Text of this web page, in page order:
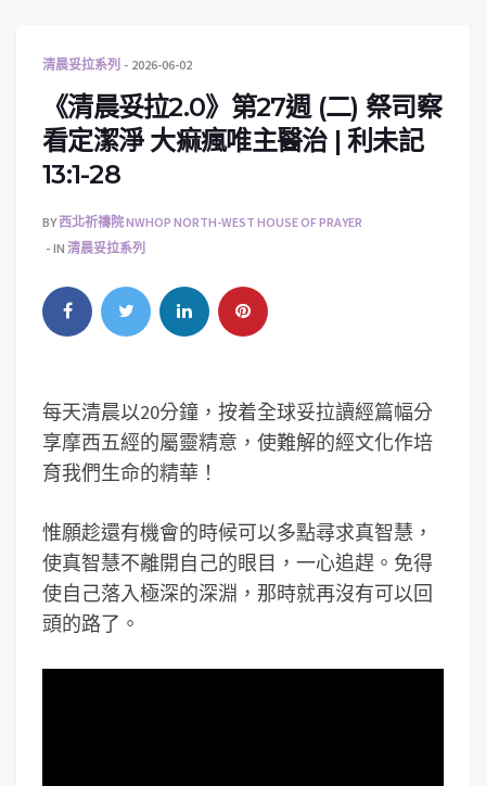
清晨妥拉系列 2026-06-02
《清晨妥拉2.0》第27週 (二) 祭司察
看定潔淨 大痲瘋唯主醫治 | 利未記
13:1-28
BY西北祈禱院 NWHOP NORTH-WEST HOUSE OF PRAYER
IN 清晨妥拉系列
每天清晨以20分鐘，按着全球妥拉讀經篇幅分
享摩西五經的屬靈精意，使難解的經文化作培
育我們生命的精華！
惟願趁還有機會的時候可以多點尋求真智慧，
使真智慧不離開自己的眼目，一心追趕。免得
使自己落入極深的深淵，那時就再沒有可以回
頭的路了。